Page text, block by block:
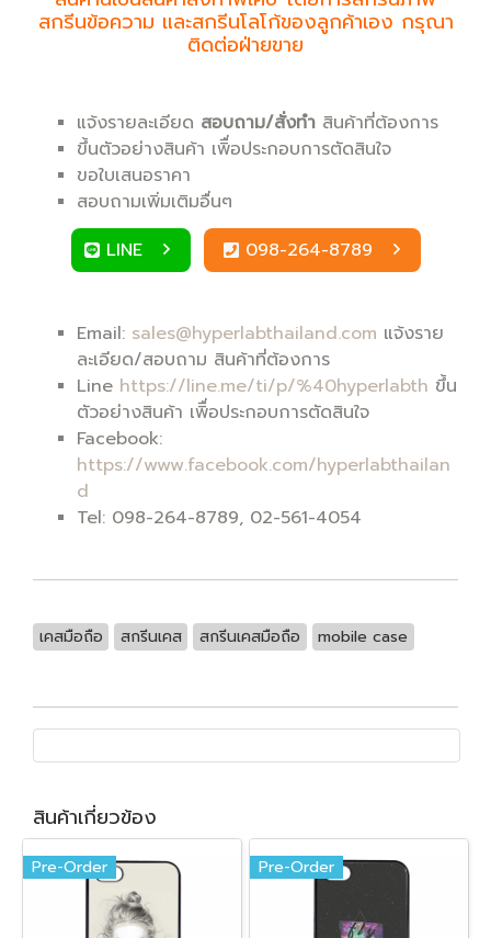
สกรีนข้อความ และสกรีนโลโก้ของลูกค้าเอง กรุณา
ติดต่อฝ่ายขาย
แจ้งรายละเอียด สอบถาม/สั่งทำ สินค้าที่ต้องการ
ขึ้นตัวอย่างสินค้า เพิื่อประกอบการตัดสินใจ
ขอใบเสนอราคา
สอบถามเพิ่มเติมอื่นๆ
LINE
098-264-8789
Email: sales@hyperlabthailand.com แจ้งราย
ละเอียด/สอบถาม สินค้าที่ต้องการ
Line https://line.me/ti/p/%40hyperlabth ขึ้น
ตัวอย่างสินค้า เพิื่อประกอบการตัดสินใจ
Facebook:
https://www.facebook.com/hyperlabthailan
d
Tel: 098-264-8789, 02-561-4054
เคสมือถือ สกรีนเคส สกรีนเคสมือถือ mobile case
สินค้าเกี่ยวข้อง
Pre-Order Pre-Order